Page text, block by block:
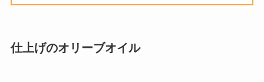
仕上げのオリーブオイル